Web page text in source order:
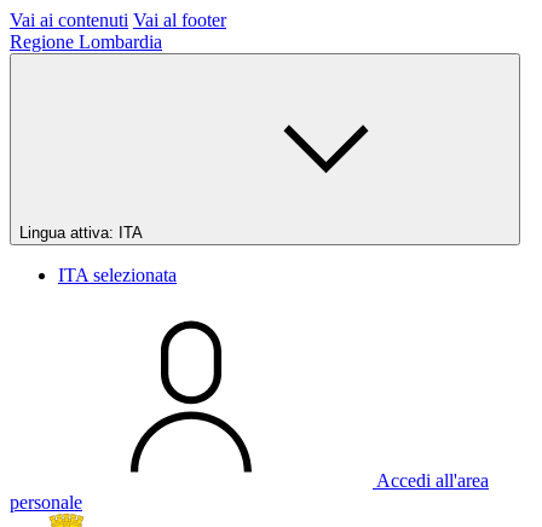
Vai ai contenuti Vai al footer
Regione Lombardia
Lingua attiva: ITA
ITA selezionata
Accedi all'area
personale